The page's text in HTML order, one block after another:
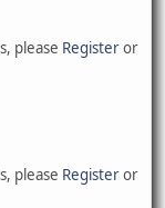
please Registeror
please Registeror